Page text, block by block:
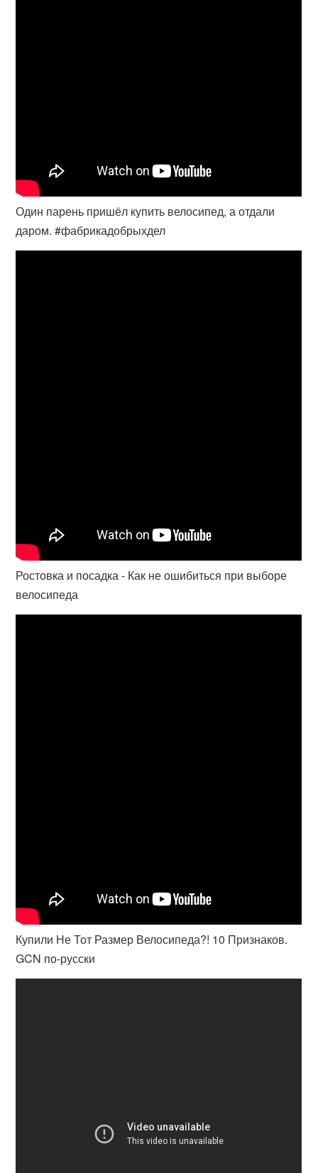
Один парень пришёл купить велосипед, а отдали
даром. #фабрикадобрыхдел
Ростовка и посадка - Как не ошибиться при выборе
велосипеда
Купили Не Тот Размер Велосипеда?! 10 Признаков.
GCN по-русски